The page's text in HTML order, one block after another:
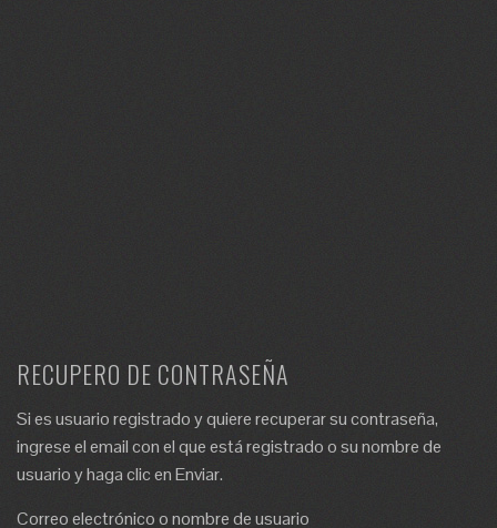
RECUPERO DE CONTRASEÑA
Si es usuario registrado y quiere recuperar su contraseña,
ingrese el email con el que está registrado o su nombre de
usuario y haga clic en Enviar.
Correo electrónico o nombre de usuario